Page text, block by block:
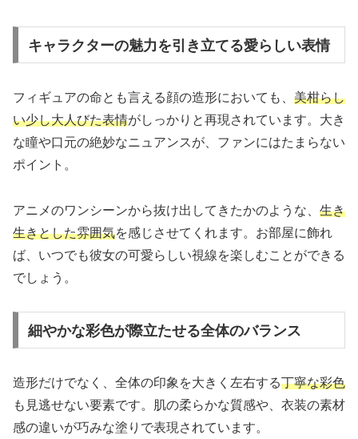
キャラクターの魅力を引き立てる愛らしい表情
フィギュアの命とも言える顔の造形においても、 美柑らし
い少し大人びた表情がしっかりと再現されています。大き
な瞳や口元の絶妙なニュアンスが、ファンにはたまらない
ポイント。
アニメのワンシーンから抜け出してきたかのような、 生き
生きとした雰囲気を感じさせてくれます。お部屋に飾れ
ば、いつでも彼女の可愛らしい視線を楽しむことができる
でしょう。
細やかな彩色が際立たせる全体のバランス
造形だけでなく、全体の印象を大きく左右する丁寧な彩色
も見逃せない要素です。肌の柔らかな質感や、衣装の素材
感の違いが巧みな塗りで表現されています。